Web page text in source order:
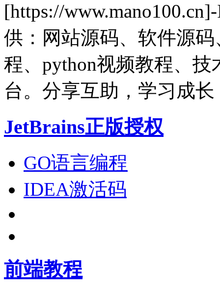
[https://
供：网站源码、软件源
程、python视频教程、
台。分享互助，学习成长
JetBrains正版授权
GO语言编程
IDEA激活码
前端教程